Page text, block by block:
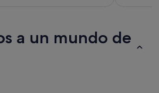
a un mundo de